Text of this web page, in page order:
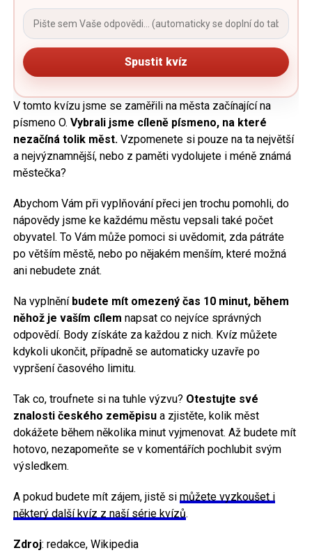
Spustit kvíz
V tomto kvízu jsme se zaměřili na města začínající na
písmeno O. Vybrali jsme cíleně písmeno, na které
nezačíná tolik měst.Vzpomenete si pouze na ta největší
a nejvýznamnější, nebo z paměti vydolujete i méně známá
městečka?
Abychom Vám při vyplňování přeci jen trochu pomohli, do
nápovědy jsme ke každému městu vepsali také počet
obyvatel. To Vám může pomoci si uvědomit, zda pátráte
po větším městě, nebo po nějakém menším, které možná
ani nebudete znát.
Na vyplnění budete mít omezený čas 10 minut, během
něhož je vaším cílem napsat co nejvíce správných
odpovědí. Body získáte za každou z nich. Kvíz můžete
kdykoli ukončit, případně se automaticky uzavře po
vypršení časového limitu.
Tak co, troufnete si na tuhle výzvu? Otestujte své
znalosti českého zeměpisua zjistěte, kolik měst
dokážete během několika minut vyjmenovat. Až budete mít
hotovo, nezapomeňte se v komentářích pochlubit svým
výsledkem.
A pokud budete mít zájem, jistě si můžete vyzkoušet i
některý další kvíz z naší série kvízů.
Zdroj: redakce, Wikipedia